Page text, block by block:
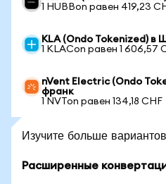
1 HUBBon равен 419,23
KLA (Ondo Tokenized) в
1 KLACon равен 1 606,57
nVent Electric (Ondo
франк
1 NVTon равен 134,18 CHF
Изучите больше
Расширенные